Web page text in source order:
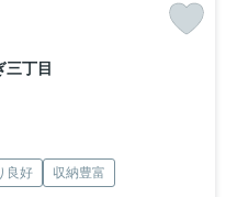
丁目
良好
収納豊富